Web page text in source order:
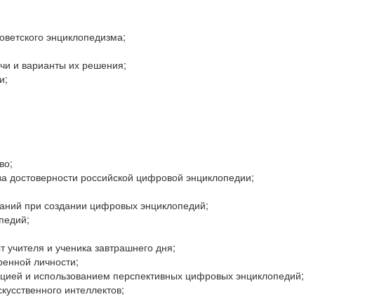
энциклопедизма;
и варианты их решения;
достоверности российской цифровой энциклопедии;
при создании цифровых энциклопедий;
и ученика завтрашнего дня;
личности;
и использованием перспективных цифровых энциклопедий;
интеллектов;